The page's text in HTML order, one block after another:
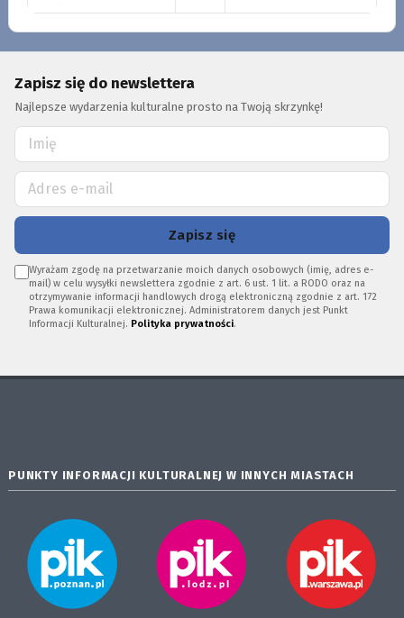
Zapisz się do newslettera
Najlepsze wydarzenia kulturalne prosto na Twoją skrzynkę!
Zapisz się
Wyrażam zgodę na przetwarzanie moich danych osobowych (imię, adres e-
mail) w celu wysyłki newslettera zgodnie z art. 6 ust. 1 lit. a RODO oraz na
otrzymywanie informacji handlowych drogą elektroniczną zgodnie z art. 172
Prawa komunikacji elektronicznej. Administratorem danych jest Punkt
Informacji Kulturalnej. Polityka prywatności.
PUNKTY INFORMACJI KULTURALNEJ W INNYCH MIASTACH